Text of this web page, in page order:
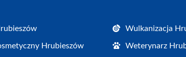
Wulkanizacja
Hrubieszów Weterynarz